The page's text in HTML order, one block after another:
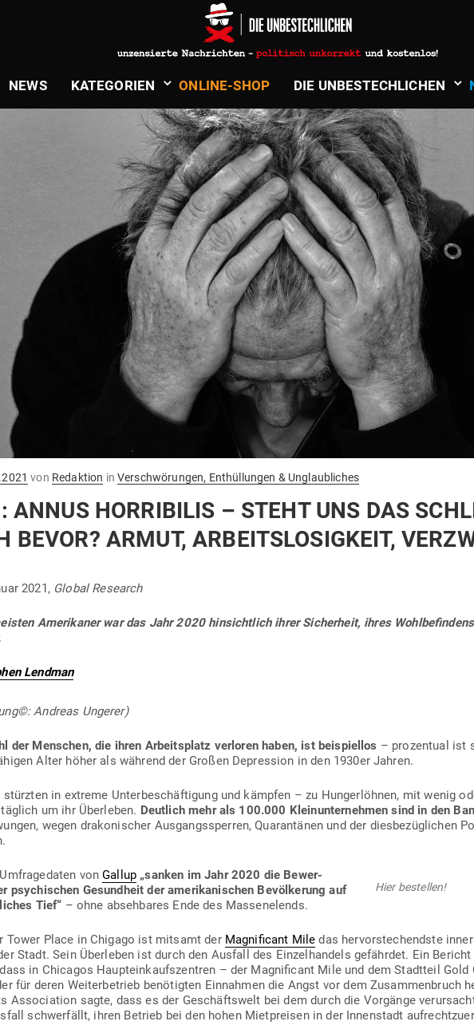
NEWS KATE­GORIEN ONLINE-SHOP DIE UNBE­STECH­LICHEN
von Redaktion in Verschwörungen, Enthüllungen & Unglaubliches
ANNUS HOR­RI­BILIS – STEHT UNS DAS
BEVOR? ARMUT, ARBEITS­LO­SIGKEIT,
2021, Global Research
Ame­ri­kaner war das Jahr 2020 hin­sichtlich ihrer Sicherheit, ihres
Lendman
Andreas Ungerer)
der Men­schen, die ihren Arbeits­platz ver­loren haben, ist bei­spiellos – pro­zentual ist
Alter höher als während der Großen Depression in den 1930er Jahren.
in extreme Unter­be­schäf­tigung und kämpfen – zu Hun­ger­löhnen, mit wenig
um ihr Über­leben. Deutlich mehr als 100.000 Klein­un­ter­nehmen sind in den
wegen dra­ko­ni­scher Aus­gangs­sperren, Qua­ran­tänen und der dies­be­züg­lichen
Hier bestellen!
vonGallup „sanken im Jahr 2020 die Bewer­
psy­chi­schen Gesundheit der ame­ri­ka­ni­schen Bevöl­kerung auf
Tief“ – ohne abseh­bares Ende des Massenelends.
Tower Place in Chigago ist mitsamt der Magni­ficant Mile das her­vor­ste­chendste
Stadt. Sein Über­leben ist durch den Ausfall des Ein­zel­handels gefährdet. Ein
in Chi­cagos Haupt­ein­kaufs­zentren – der Magni­ficant Mile und dem Stadtteil Gold
für deren Wei­ter­be­trieb benö­tigten Ein­nahmen die Angst vor dem Zusam­men­bruch
Asso­ciation sagte, dass es der Geschäftswelt bei dem durch die Vor­gänge
schwer­fällt, ihren Betrieb bei den hohen Miet­preisen in der Innen­stadt